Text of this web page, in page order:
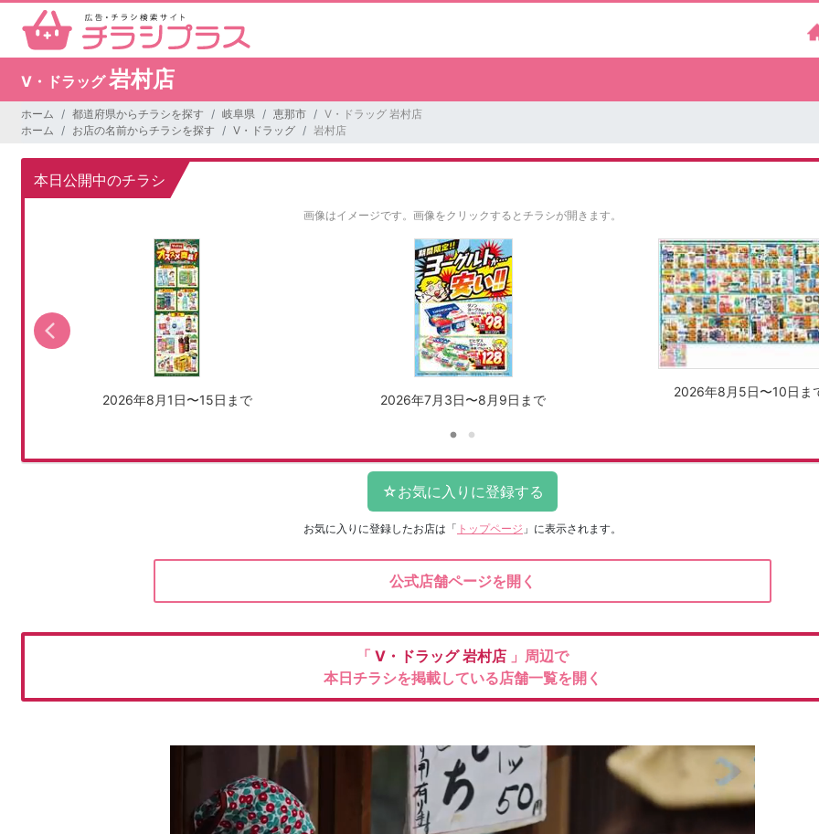
V・ドラッグ岩村店
ホーム 都道府県からチラシを探す 岐阜県 恵那市
V・ドラッグ 岩村店
ホーム
お店の名前からチラシを探す V・ドラッグ 岩村店
本日公開中のチラシ
画像はイメージです。 画像をクリックするとチラシが開きます。
2026年8月1日〜15日まで 2026年7月3日〜8月9日まで
2026年8月5日〜10日ま
お気に入りに登録したお店は 「 トップページ 」に表示されます。
公式店舗ページを開く
「 V・ドラッグ岩村店 」周辺で
本日チラシを掲載している店舗一覧を開く